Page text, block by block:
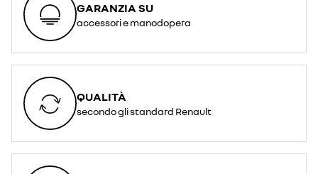
GARANZIA SU
accessori e manodopera
QUALITÀ
secondo gli standard Renault